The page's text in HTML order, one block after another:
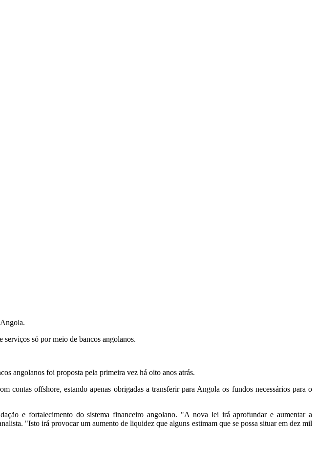
só por meio de bancos angolanos.
angolanos foi proposta pela primeira vez há oito anos atrás.
contas offshore, estando apenas obrigadas a transferir para Angola os fundos necessários para o
e fortalecimento do sistema financeiro angolano. "A nova lei irá aprofundar e aumentar a
"Isto irá provocar um aumento de liquidez que alguns estimam que se possa situar em dez mil